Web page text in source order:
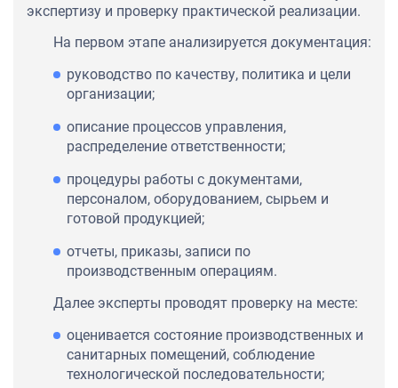
экспертизу и проверку практической реализации.
На первом этапе анализируется документация:
руководство по качеству, политика и цели
организации;
описание процессов управления,
распределение ответственности;
процедуры работы с документами,
персоналом, оборудованием, сырьем и
готовой продукцией;
отчеты, приказы, записи по
производственным операциям.
Далее эксперты проводят проверку на месте:
оценивается состояние производственных и
санитарных помещений, соблюдение
технологической последовательности;